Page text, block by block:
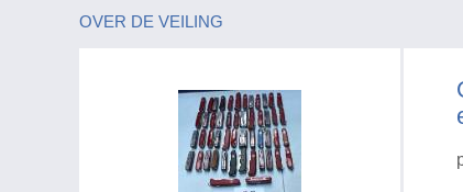
OVER DE VEILING